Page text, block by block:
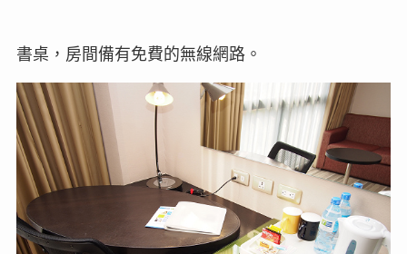
書桌，房間備有免費的無線網路。